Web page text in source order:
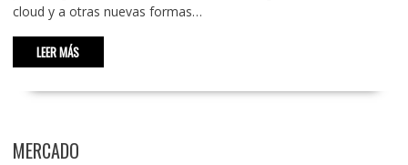
cloud y a otras nuevas formas…
LEER MÁS
MERCADO